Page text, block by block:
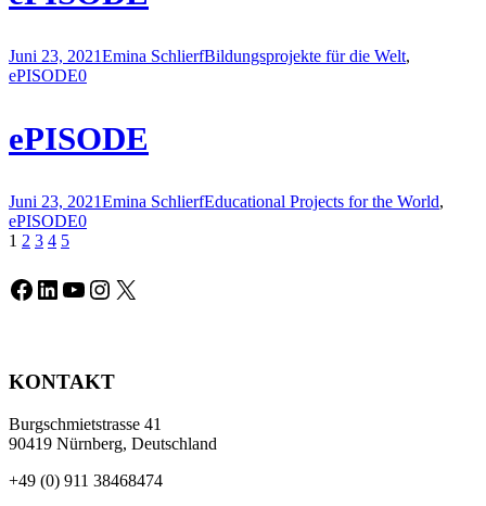
Juni 23, 2021Emina SchlierfBildungsprojekte für die Welt,
ePISODE0
ePISODE
Juni 23, 2021Emina SchlierfEducational Projects for the World,
ePISODE0
1 2 3 4 5
Facebook
LinkedIn
YouTube
Instagram
X
KONTAKT
Burgschmietstrasse 41
90419 Nürnberg, Deutschland
+49 (0) 911 38468474